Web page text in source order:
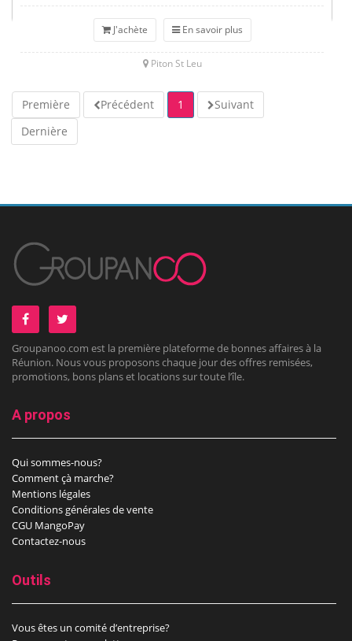
J'achète En savoir plus
Piton St Leu
Première Précédent 1
Suivant
Dernière
Groupanoo.com est la première plateforme de bonnes affaires à la
Réunion. Nous vous proposons chaque jour des offres remisées,
promotions, bons plans et locations sur toute l’île.
A propos
Qui sommes-nous?
Comment çà marche?
Mentions légales
Conditions générales de vente
CGU MangoPay
Contactez-nous
Outils
Vous êtes un comité d’entreprise?